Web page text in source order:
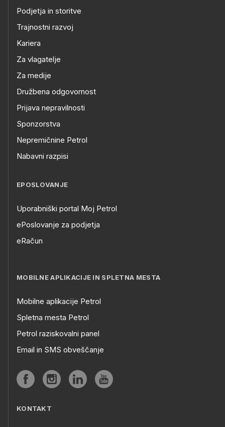
Podjetja in storitve
Trajnostni razvoj
Kariera
Za vlagatelje
Za medije
Družbena odgovornost
Prijava nepravilnosti
Sponzorstva
Nepremičnine Petrol
Nabavni razpisi
EPOSLOVANJE
Uporabniški portal Moj Petrol
ePoslovanje za podjetja
eRačun
MOBILNE APLIKACIJE IN SPLETNA MESTA
Mobilne aplikacije Petrol
Spletna mesta Petrol
Petrol raziskovalni panel
Email in SMS obveščanje
KONTAKT